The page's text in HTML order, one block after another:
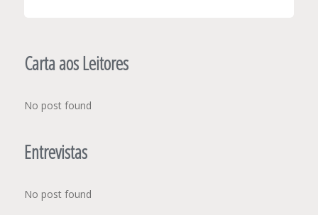
Carta aos Leitores
No post found
Entrevistas
No post found